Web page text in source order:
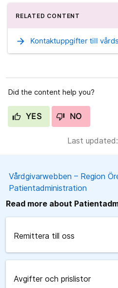
RELATED CONTENT
arrow_forward Kontaktuppgifter till
Did the content help you?
YES NO
Last
Vårdgivarwebben – Region
Patientadministration
Read more about
Remittera till oss
Avgifter och prislistor